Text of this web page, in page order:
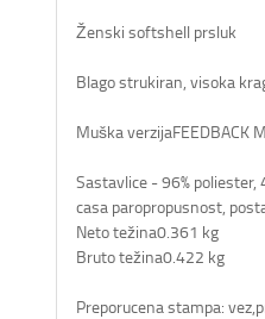
Ženski softshell prsluk
Blago strukiran, visoka
Muška verzijaFEEDBACK
Sastavlice - 96%
casa paropropusnost,
Neto težina0.361 kg
Bruto težina0.422 kg
Preporucena stampa: